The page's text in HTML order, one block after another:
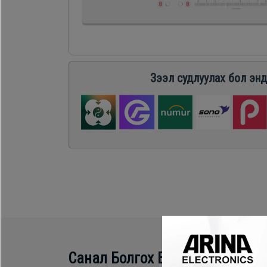
Зээл судлуулах бол
Санал Болгох Бүтээгдэхүүн